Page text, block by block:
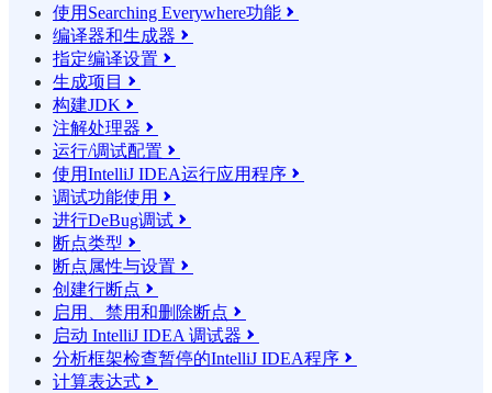
使用Searching Everywhere功能 
编译器和生成器 
指定编译设置 
生成项目 
构建JDK 
注解处理器 
运行/调试配置 
使用IntelliJ IDEA运行应用程序 
调试功能使用 
进行DeBug调试 
断点类型 
断点属性与设置 
创建行断点 
启用、禁用和删除断点 
启动 IntelliJ IDEA 调试器 
分析框架检查暂停的IntelliJ IDEA程序 
计算表达式 